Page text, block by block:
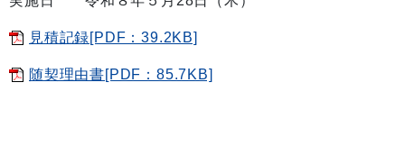
見積記録[PDF：39.2KB]
随契理由書[PDF：85.7KB]